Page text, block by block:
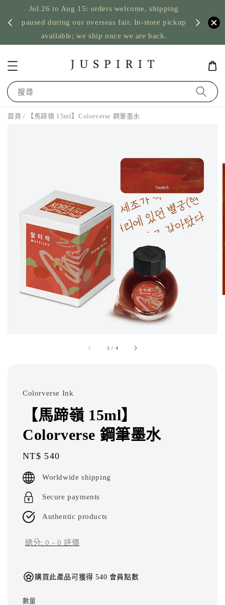
Jul 26 to Aug 15: orders welcome, shipping
paused during our overseas fair. In-store pickup
available; we ship once we are back.
US
搜尋
首頁 / 【馬蹄嶺 15ml】Colorverse 鋼筆墨水
1 / 4
Colorverse Ink
【馬蹄嶺 15ml】
Colorverse 鋼筆墨水
Regular
price
NT$ 540
Worldwide shipping
Secure payments
Authentic products
總分:0 - 0 評價
購買此產品可獲得 540 會員點數
數量